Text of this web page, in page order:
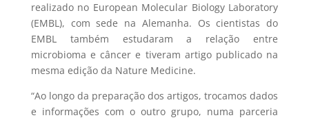
realizado no European Molecular Biology Laboratory
(EMBL), com sede na Alemanha. Os cientistas do
EMBL também estudaram a relação entre
microbioma e câncer e tiveram artigo publicado na
mesma edição da Nature Medicine.
“Ao longo da preparação dos artigos, trocamos dados
e informações com o outro grupo, numa parceria